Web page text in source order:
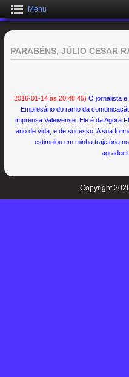
Menu
PARABÉNS, JÚLIO CESAR
2016-01-14 às 20:48:45) O jornalista e
Empresário do ramo da
imprensa Valeivense. Ele é da Agora
ano de vida, e de sucesso! A sua
estimulou em minha trajetória
Copyright